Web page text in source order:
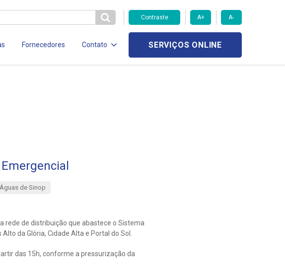
Contraste A+ A-
Fornecedores Contato SERVIÇOS ONLINE
de Sinop
rede de distribuição que abastece o Sistema
da Glória, Cidade Alta e Portal do Sol.
das 15h, conforme a pressurização da